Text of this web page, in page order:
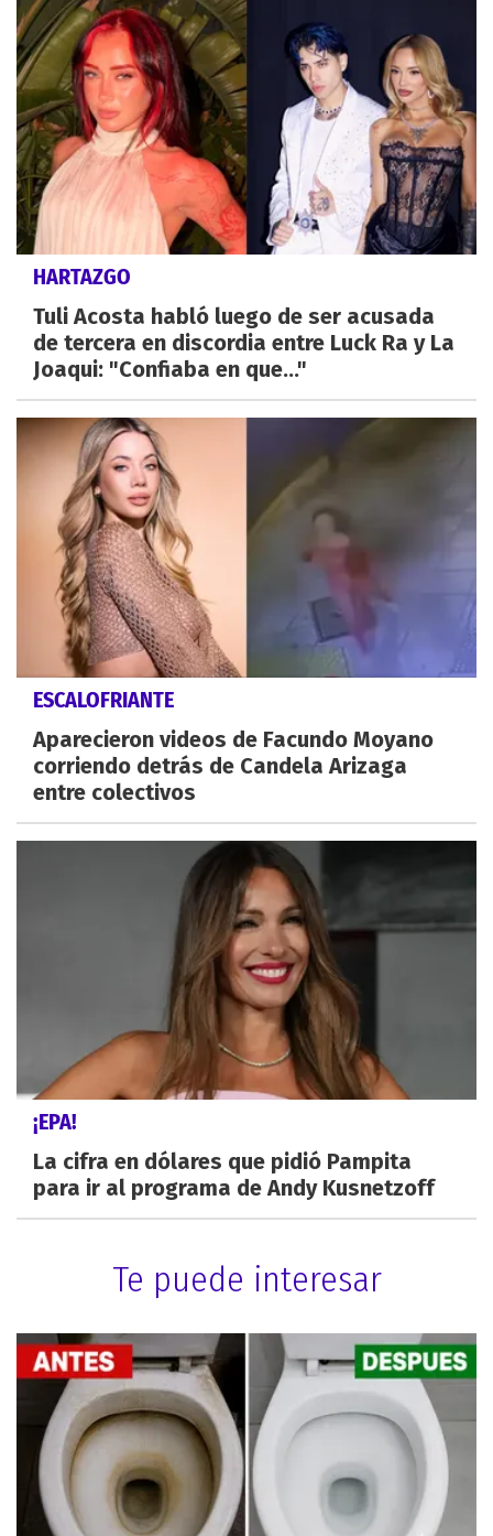
HARTAZGO
Tuli Acosta habló luego de ser acusada
de tercera en discordia entre Luck Ra y La
Joaqui: "Confiaba en que..."
ESCALOFRIANTE
Aparecieron videos de Facundo Moyano
corriendo detrás de Candela Arizaga
entre colectivos
¡EPA!
La cifra en dólares que pidió Pampita
para ir al programa de Andy Kusnetzoff
Te puede interesar